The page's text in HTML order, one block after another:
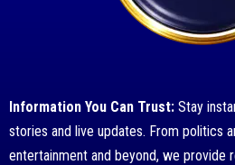
Information You Can Trust: Stay
stories and live updates. From politics
entertainment and beyond, we provide